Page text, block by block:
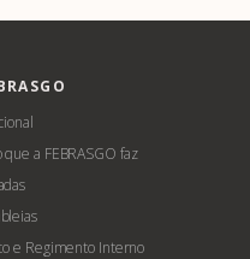
que a FEBRASGO faz
e Regimento Interno